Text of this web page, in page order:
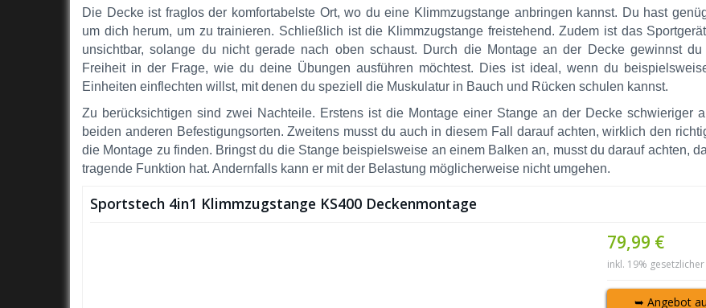
Die Decke ist fraglos der komfortabelste Ort, wo du eine Klimmzugstange anbringen kannst. Du hast
um dich herum, um zu trainieren. Schließlich ist die Klimmzugstange freistehend. Zudem ist das
unsichtbar, solange du nicht gerade nach oben schaust. Durch die Montage an der Decke gewinnst du
Freiheit in der Frage, wie du deine Übungen ausführen möchtest. Dies ist ideal, wenn du
Einheiten einflechten willst, mit denen du speziell die Muskulatur in Bauch und Rücken schulen kannst.
Zu berücksichtigen sind zwei Nachteile. Erstens ist die Montage einer Stange an der Decke schwieriger
beiden anderen Befestigungsorten. Zweitens musst du auch in diesem Fall darauf achten, wirklich den
die Montage zu finden. Bringst du die Stange beispielsweise an einem Balken an, musst du darauf achten,
tragende Funktion hat. Andernfalls kann er mit der Belastung möglicherweise nicht umgehen.
Sportstech 4in1 Klimmzugstange KS400 Deckenmontage
79,99 €
inkl. 19% gesetzlicher
➥ Angebot